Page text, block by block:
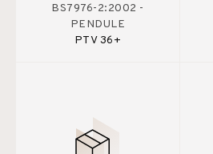
BS7976-2:2002 -
PENDULE
PTV 36+